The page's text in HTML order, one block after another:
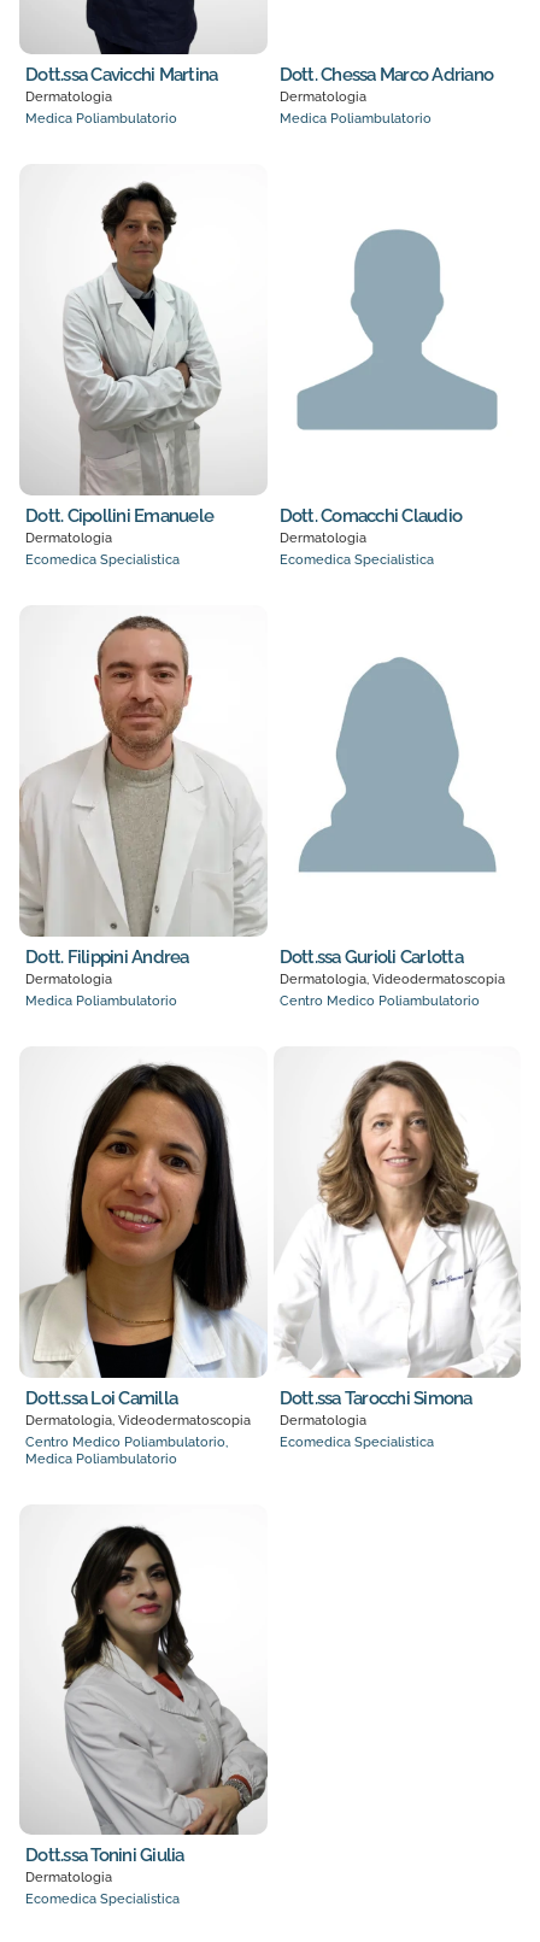
Dott.ssa Cavicchi Martina
Dermatologia
Medica Poliambulatorio
Dott. Chessa Marco Adriano
Dermatologia
Medica Poliambulatorio
Dott. Cipollini Emanuele
Dermatologia
Ecomedica Specialistica
Dott. Comacchi Claudio
Dermatologia
Ecomedica Specialistica
Dott. Filippini Andrea
Dermatologia
Medica Poliambulatorio
Dott.ssa Gurioli Carlotta
Dermatologia, Videodermatoscopia
Centro Medico Poliambulatorio
Dott.ssa Loi Camilla
Dermatologia, Videodermatoscopia
Centro Medico Poliambulatorio,
Medica Poliambulatorio
Dott.ssa Tarocchi Simona
Dermatologia
Ecomedica Specialistica
Dott.ssa Tonini Giulia
Dermatologia
Ecomedica Specialistica